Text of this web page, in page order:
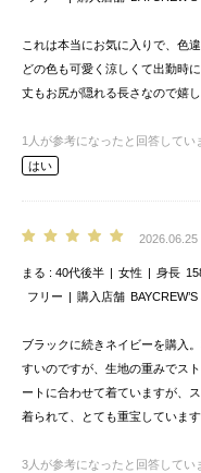
これは本当にお気に入りで、色
どの色も可愛く涼しくて出勤時に
丈もお尻が隠れる長さなので嬉し
1 人が参考になったと回答してい
はい
2026.06.25
まる 40代後半 女性 身長
フリー
購入店舗
ブラックに続きネイビーを購入
すいのですが、生地の重みでス
ートに合わせて着ていますが、
着られて、とても重宝していま
3 人が参考になったと回答してい